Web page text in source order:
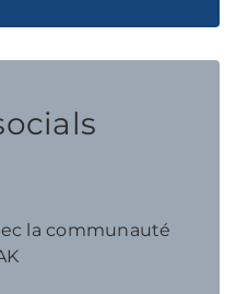
la communauté